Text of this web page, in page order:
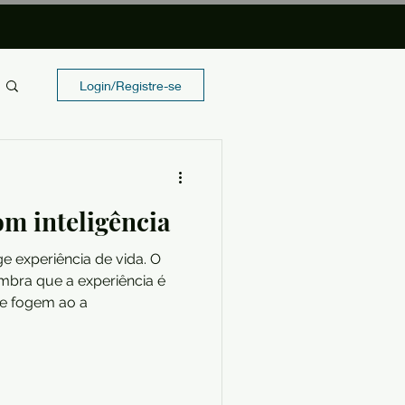
Login/Registre-se
inteligência
experiência de vida. O
que a experiência é
fogem ao a